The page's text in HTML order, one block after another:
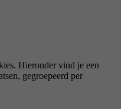
Hieronder vind je een
gegroepeerd per